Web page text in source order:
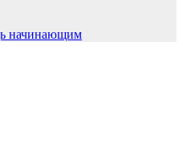
начинающим